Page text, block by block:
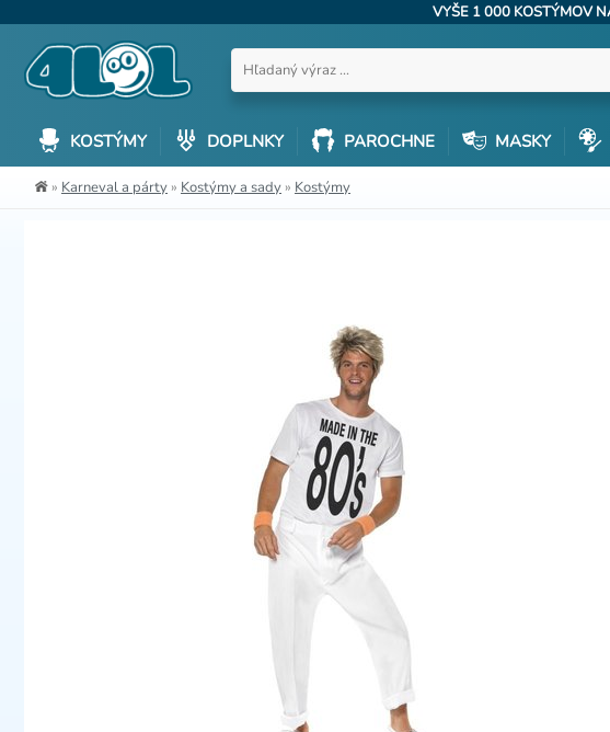
VYŠE 1 000 KOSTÝMOV
KOSTÝMY DOPLNKY PAROCHNE MASKY
» Karneval a párty » Kostýmy a sady » Kostýmy